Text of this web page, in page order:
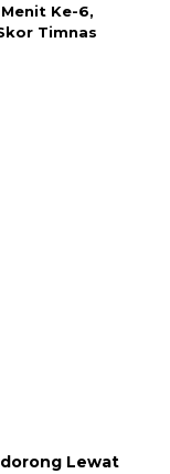
Ke-6,
Timnas
Lewat